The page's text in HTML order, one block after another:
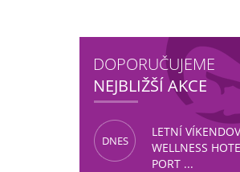
DOPORUČUJEME
NEJBLIŽŠÍ AKCE
DNES
LETNÍ
WELLNESS
PORT ...